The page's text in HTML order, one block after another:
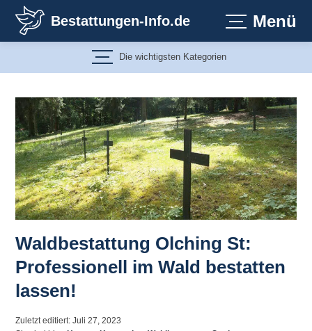
Inhalt
springen
Bestattungen-Info.de Menü
Die wichtigsten Kategorien
Waldbestattung Olching St:
Professionell im Wald bestatten
lassen!
Zuletzt editiert: Juli 27, 2023